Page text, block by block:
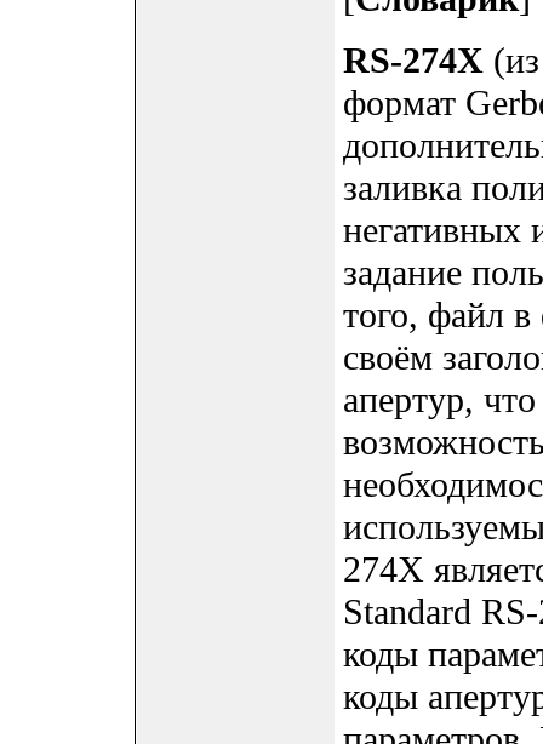
RS-274X
формат
заливка
негативных
задание
того, файл
своём
апертур,
274X
Standard
коды
коды